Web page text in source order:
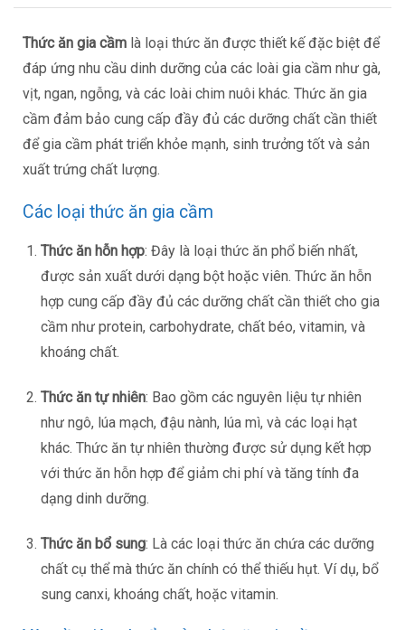
Thức ăn gia cầm là loại thức ăn được thiết kế đặc biệt để
đáp ứng nhu cầu dinh dưỡng của các loài gia cầm như gà,
vịt, ngan, ngỗng, và các loài chim nuôi khác. Thức ăn gia
cầm đảm bảo cung cấp đầy đủ các dưỡng chất cần thiết
để gia cầm phát triển khỏe mạnh, sinh trưởng tốt và sản
xuất trứng chất lượng.
Các loại thức ăn gia cầm
Thức ăn hỗn hợp: Đây là loại thức ăn phổ biến nhất,
được sản xuất dưới dạng bột hoặc viên. Thức ăn hỗn
hợp cung cấp đầy đủ các dưỡng chất cần thiết cho gia
cầm như protein, carbohydrate, chất béo, vitamin, và
khoáng chất.
Thức ăn tự nhiên: Bao gồm các nguyên liệu tự nhiên
như ngô, lúa mạch, đậu nành, lúa mì, và các loại hạt
khác. Thức ăn tự nhiên thường được sử dụng kết hợp
với thức ăn hỗn hợp để giảm chi phí và tăng tính đa
dạng dinh dưỡng.
Thức ăn bổ sung: Là các loại thức ăn chứa các dưỡng
chất cụ thể mà thức ăn chính có thể thiếu hụt. Ví dụ, bổ
sung canxi, khoáng chất, hoặc vitamin.